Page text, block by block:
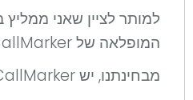
למותר לציין שאני
המופלאה של CallMarker. נסו ותיווכחו !
מבחינתנו, יש CallMarker ויש כל השאר.